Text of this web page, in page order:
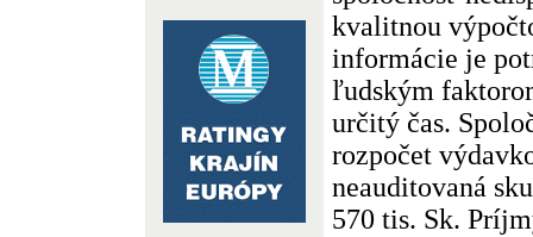
kvalitnou
informácie je
ľudským
určitý čas.
rozpočet
neauditovaná
570 tis. Sk.